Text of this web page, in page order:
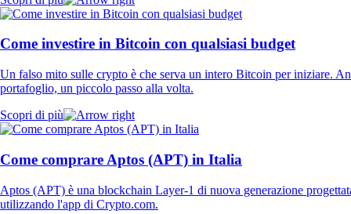
Come investire in Bitcoin con qualsiasi budget
Un falso mito sulle crypto è che serva un intero Bitcoin per iniziare.
portafoglio, un piccolo passo alla volta.
Scopri di più
Come comprare Aptos (APT) in Italia
Aptos (APT) è una blockchain Layer-1 di nuova generazione
utilizzando l'app di Crypto.com.